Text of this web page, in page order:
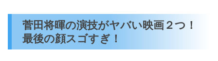
菅田将暉の演技がヤバい映画２つ！
最後の顔スゴすぎ！